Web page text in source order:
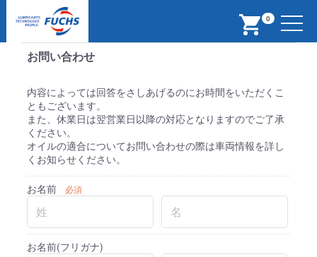
0 Menu
お問い合わせ
内容によっては回答をさしあげるのにお時間をいただくこ
ともございます。
また、休業日は翌営業日以降の対応となりますのでご了承
ください。
オイルの適合についてお問い合わせの際は車両情報を詳し
くお知らせください。
お名前 必須
お名前(フリガナ)